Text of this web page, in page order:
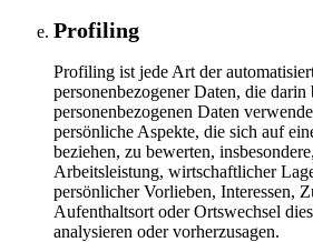
Profiling
Profiling ist jede Art der
personenbezogener Daten, die darin
personenbezogenen Daten
persönliche Aspekte, die sich auf
beziehen, zu bewerten,
Arbeitsleistung, wirtschaftlicher
persönlicher Vorlieben, Interessen,
Aufenthaltsort oder Ortswechsel
analysieren oder vorherzusagen.